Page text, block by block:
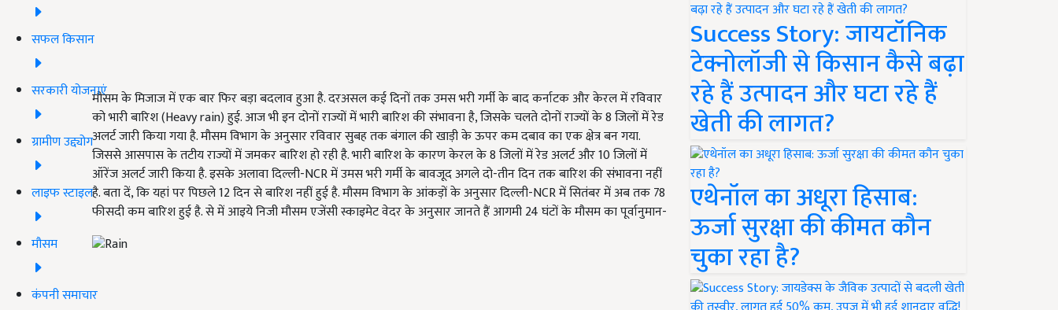
सफल किसान
सरकारी योजनाएं
ग्रामीण उद्द्योग
लाइफ स्टाइल
मौसम
कंपनी समाचार
मौसम के मिजाज में एक बार फिर बड़ा बदलाव हुआ है. दरअसल कई दिनों तक उमस भरी गर्मी के बाद कर्नाटक और केरल में रविवार
को भारी बारिश (Heavy rain) हुई. आज भी इन दोनों राज्यों में भारी बारिश की संभावना है, जिसके चलते दोनों राज्यों के 8 जिलों में रेड
अलर्ट जारी किया गया है. मौसम विभाग के अनुसार रविवार सुबह तक बंगाल की खाड़ी के ऊपर कम दबाव का एक क्षेत्र बन गया.
जिससे आसपास के तटीय राज्यों में जमकर बारिश हो रही है. भारी बारिश के कारण केरल के 8 जिलों में रेड अलर्ट और 10 जिलों में
ऑरेंज अलर्ट जारी किया है. इसके अलावा दिल्ली-NCR में उमस भरी गर्मी के बावजूद अगले दो-तीन दिन तक बारिश की संभावना नहीं
है. बता दें, कि यहां पर पिछले 12 दिन से बारिश नहीं हुई है. मौसम विभाग के आंकड़ों के अनुसार दिल्ली-NCR में सितंबर में अब तक 78
फीसदी कम बारिश हुई है. से में आइये निजी मौसम एजेंसी स्काइमेट वेदर के अनुसार जानते हैं आगमी 24 घंटों के मौसम का पूर्वानुमान-
Success Story: जायटॉनिक
टेक्नोलॉजी से किसान कैसे बढ़ा
रहे हैं उत्पादन और घटा रहे हैं
खेती की लागत?
एथेनॉल का अधूरा हिसाब:
ऊर्जा सुरक्षा की कीमत कौन
चुका रहा है?